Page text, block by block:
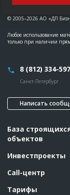
© 2005–2026 АО «ДП
Любое использование
только при наличии
8 (812) 334-
Санкт-Петербург
Написать
База
объектов
Инвестпроекты
Call-центр
Тарифы